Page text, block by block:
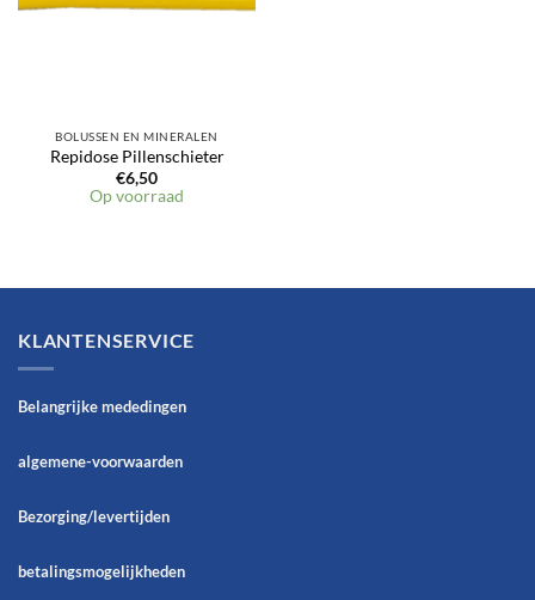
BOLUSSEN EN MINERALEN
Repidose Pillenschieter
€6,50
Op voorraad
KLANTENSERVICE
Belangrijke mededingen
algemene-voorwaarden
Bezorging/levertijden
betalingsmogelijkheden